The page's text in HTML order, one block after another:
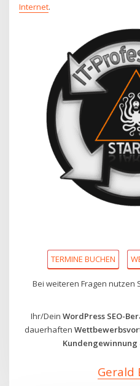
Internet.
TERMINE BUCHEN
Bei weiteren Fragen nutzen
Ihr/Dein WordPress SEO-
dauerhaften
Gerald